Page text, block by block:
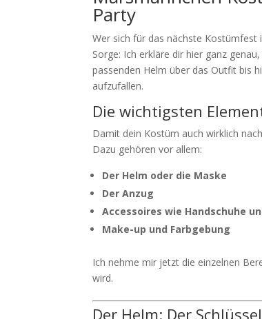
Party
Wer sich für das nächste
Sorge: Ich erkläre dir hier ganz
passenden Helm über das Outfit bis
aufzufallen.
Die wichtigsten
Damit dein Kostüm auch wirklich
Dazu gehören vor allem:
Der Helm oder die Maske
Der Anzug
Accessoires wie Handschuhe
Make-up und Farbgebung
Ich nehme mir jetzt die einzelnen
wird.
Der Helm: Der